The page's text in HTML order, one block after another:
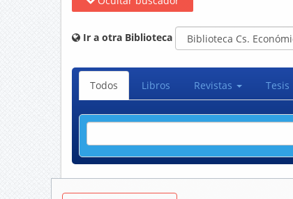
Ir a otra Biblioteca
Todos Libros Revistas Tesis